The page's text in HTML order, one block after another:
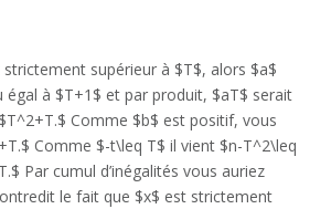
strictement supérieur à $T$, alors $a$
égal à $T+1$ et par produit, $aT$ serait
Comme $b$ est positif, vous
Comme $-t\leq T$ il vient $n-T^2\leq
Par cumul d’inégalités vous auriez
le fait que $x$ est strictement